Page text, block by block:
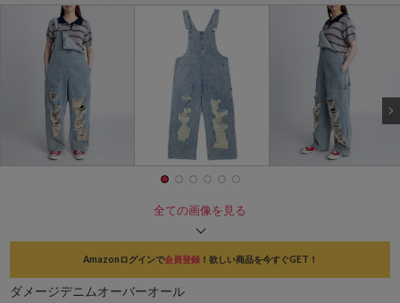
全ての画像を見る
Amazonログインで会員登録！欲しい商品を今すぐGET！
ダメージデニムオーバーオール